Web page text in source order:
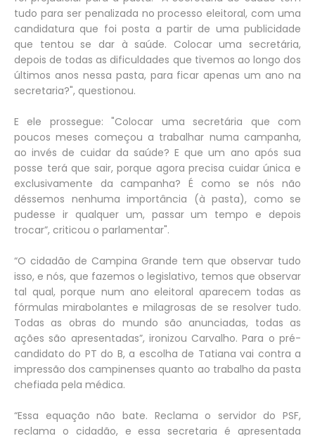
tudo para ser penalizada no processo eleitoral, com uma
candidatura que foi posta a partir de uma publicidade
que tentou se dar à saúde. Colocar uma secretária,
depois de todas as dificuldades que tivemos ao longo dos
últimos anos nessa pasta, para ficar apenas um ano na
secretaria?", questionou.
E ele prossegue: "Colocar uma secretária que com
poucos meses começou a trabalhar numa campanha,
ao invés de cuidar da saúde? E que um ano após sua
posse terá que sair, porque agora precisa cuidar única e
exclusivamente da campanha? É como se nós não
déssemos nenhuma importância (à pasta), como se
pudesse ir qualquer um, passar um tempo e depois
trocar”, criticou o parlamentar".
“O cidadão de Campina Grande tem que observar tudo
isso, e nós, que fazemos o legislativo, temos que observar
tal qual, porque num ano eleitoral aparecem todas as
fórmulas mirabolantes e milagrosas de se resolver tudo.
Todas as obras do mundo são anunciadas, todas as
ações são apresentadas”, ironizou Carvalho. Para o pré-
candidato do PT do B, a escolha de Tatiana vai contra a
impressão dos campinenses quanto ao trabalho da pasta
chefiada pela médica.
“Essa equação não bate. Reclama o servidor do PSF,
reclama o cidadão, e essa secretaria é apresentada